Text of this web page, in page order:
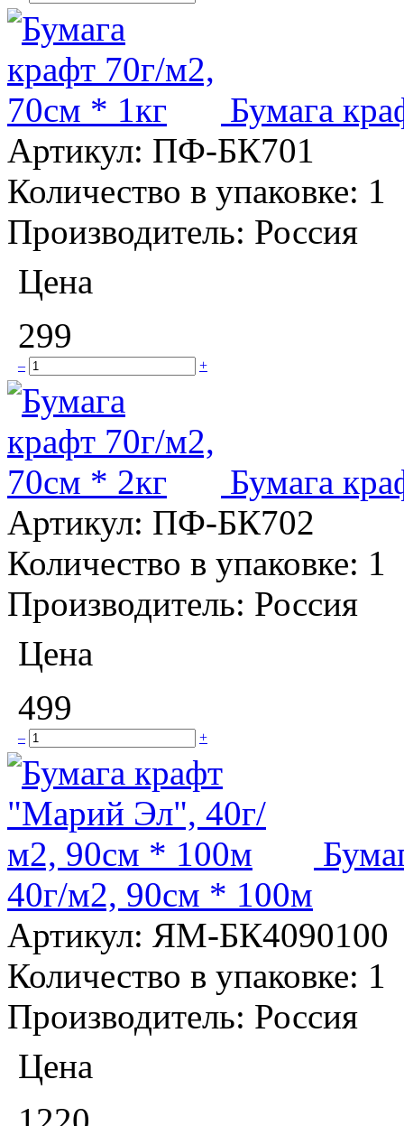
Бумага
Артикул: ПФ-БК701
Количество в упаковке: 1
Производитель: Россия
Цена
299
– +
Бумага
Артикул: ПФ-БК702
Количество в упаковке: 1
Производитель: Россия
Цена
499
– +
40г/м2, 90см * 100м
Артикул: ЯМ-БК4090100
Количество в упаковке: 1
Производитель: Россия
Цена